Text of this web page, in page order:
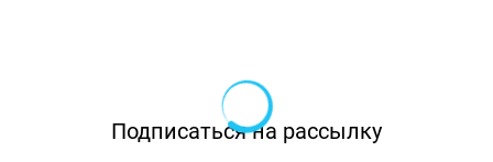
Подписаться на рассылку